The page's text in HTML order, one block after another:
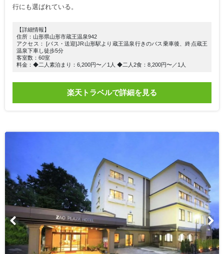
行にも選ばれている。
【詳細情報】
住所：山形県山形市蔵王温泉942
アクセス： [バス・送迎]JR山形駅より蔵王温泉行きのバス乗車後、終点蔵王
温泉下車し徒歩5分
客室数：60室
料金：◆二人素泊まり：6,200円〜／1人 ◆二人2食：8,200円〜／1人
楽天トラベルで詳細を見る